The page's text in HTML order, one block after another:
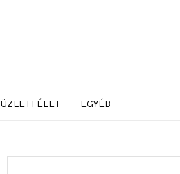
ÜZLETI ÉLET EGYÉB